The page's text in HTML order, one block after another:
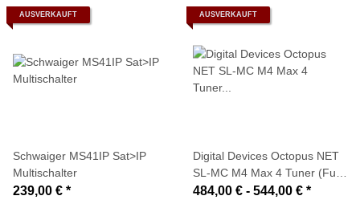
AUSVERKAUFT
Schwaiger MS41IP Sat>IP
Multischalter
239,00 € *
AUSVERKAUFT
Digital Devices Octopus NET
SL-MC M4 Max 4 Tuner (Full-
Spectrum/Multicast) -SAT>IP
484,00 € - 544,00 € *